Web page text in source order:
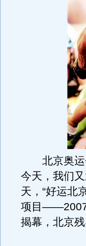
北京奥运
今天，我们
天，“好运北
项目——2007
揭幕，北京